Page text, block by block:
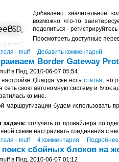
Добавлено значительное
возможно что-то
поделиться -
Просмотреть доступные
- muff
Добавить комментарий
Border Gateway
в Пнд, 2010-06-07 05:54
Quagga уже естьстатья, но
сеть свою автономную систему и блок
ко мне.
маршрутизации будем использовать
задача:получить от провайдера по
схеме настраивать соединения с
- muff
4 комментария Подробнее
поиск сбойных блоков на
в Пнд, 2010-06-07 01:12